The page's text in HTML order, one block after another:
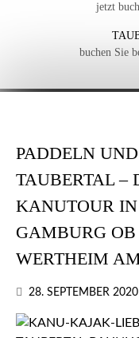
jetzt
buchen Sie
PADDELN
TAUBERTAL –
KANUTOUR
GAMBURG
WERTHEIM
28. SEPTEMBER 2020